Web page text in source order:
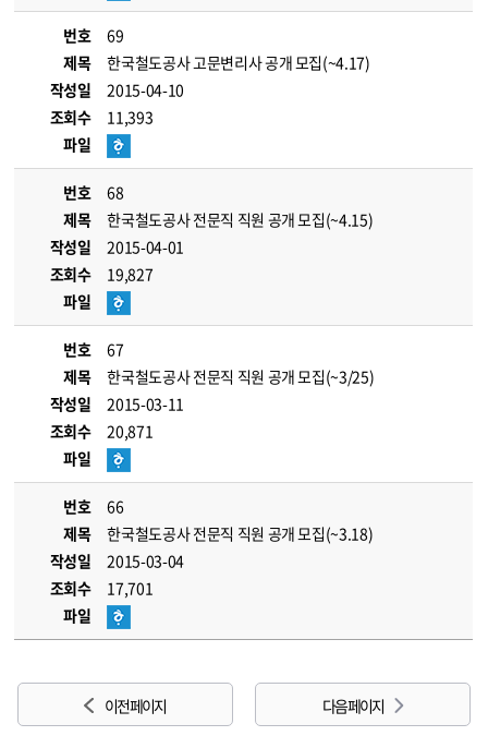
번호
69
제목
한국철도공사 고문변리사 공개 모집(~4.17)
작성일
2015-04-10
조회수
11,393
파일
번호
68
제목
한국철도공사 전문직 직원 공개 모집(~4.15)
작성일
2015-04-01
조회수
19,827
파일
번호
67
제목
한국철도공사 전문직 직원 공개 모집(~3/25)
작성일
2015-03-11
조회수
20,871
파일
번호
66
제목
한국철도공사 전문직 직원 공개 모집(~3.18)
작성일
2015-03-04
조회수
17,701
파일
이전 페이지 다음 페이지